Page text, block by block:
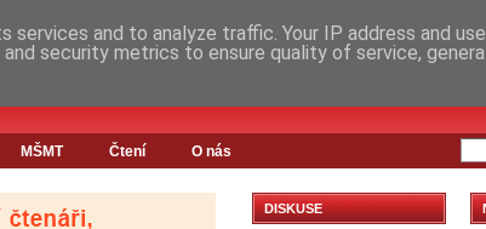
MŠMT Čtení O nás
DISKUSE
and to analyze traffic. Your IP address and
security metrics to ensure quality of service,